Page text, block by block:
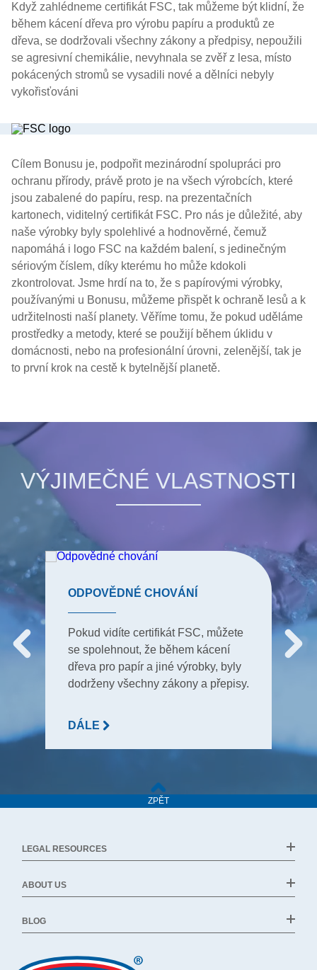
Když zahlédneme certifikát FSC, tak můžeme být klidní, že
během kácení dřeva pro výrobu papíru a produktů ze
dřeva, se dodržovali všechny zákony a předpisy, nepoužili
se agresivní chemikálie, nevyhnala se zvěř z lesa, místo
pokácených stromů se vysadili nové a dělníci nebyly
vykořisťováni
Cílem Bonusu je, podpořit mezinárodní spolupráci pro
ochranu přírody, právě proto je na všech výrobcích, které
jsou zabalené do papíru, resp. na prezentačních
kartonech, viditelný certifikát FSC. Pro nás je důležité, aby
naše výrobky byly spolehlivé a hodnověrné, čemuž
napomáhá i logo FSC na každém balení, s jedinečným
sériovým číslem, díky kterému ho může kdokoli
zkontrolovat. Jsme hrdí na to, že s papírovými výrobky,
používanými u Bonusu, můžeme přispět k ochraně lesů a k
udržitelnosti naší planety. Věříme tomu, že pokud uděláme
prostředky a metody, které se použijí během úklidu v
domácnosti, nebo na profesionální úrovni, zelenější, tak je
to první krok na cestě k bytelnější planetě.
VÝJIMEČNÉ VLASTNOSTI
ODPOVĚDNÉ CHOVÁNÍ
Pokud vidíte certifikát FSC, můžete
se spolehnout, že během kácení
dřeva pro papír a jiné výrobky, byly
dodrženy všechny zákony a přepisy.
DÁLE
ZPĚT
LEGAL RESOURCES
ABOUT US
BLOG